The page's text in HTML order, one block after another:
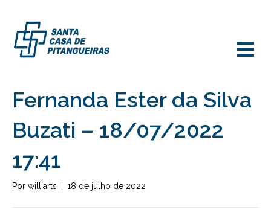
Fernanda Ester da Silva
Buzati – 18/07/2022
17:41
Por williarts 18 de julho de 2022